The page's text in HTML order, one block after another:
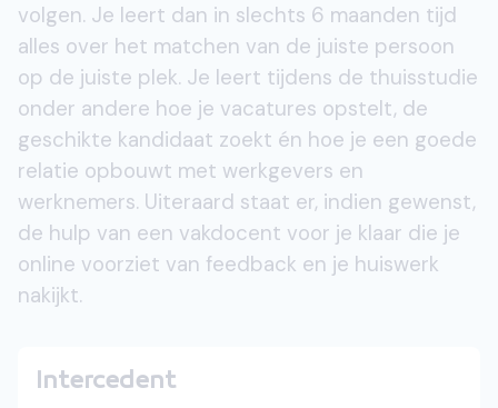
volgen. Je leert dan in slechts 6 maanden tijd
alles over het matchen van de juiste persoon
op de juiste plek. Je leert tijdens de thuisstudie
onder andere hoe je vacatures opstelt, de
geschikte kandidaat zoekt én hoe je een goede
relatie opbouwt met werkgevers en
werknemers. Uiteraard staat er, indien gewenst,
de hulp van een vakdocent voor je klaar die je
online voorziet van feedback en je huiswerk
nakijkt.
Intercedent